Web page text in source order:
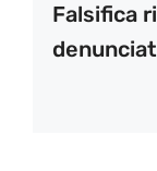
Falsifica